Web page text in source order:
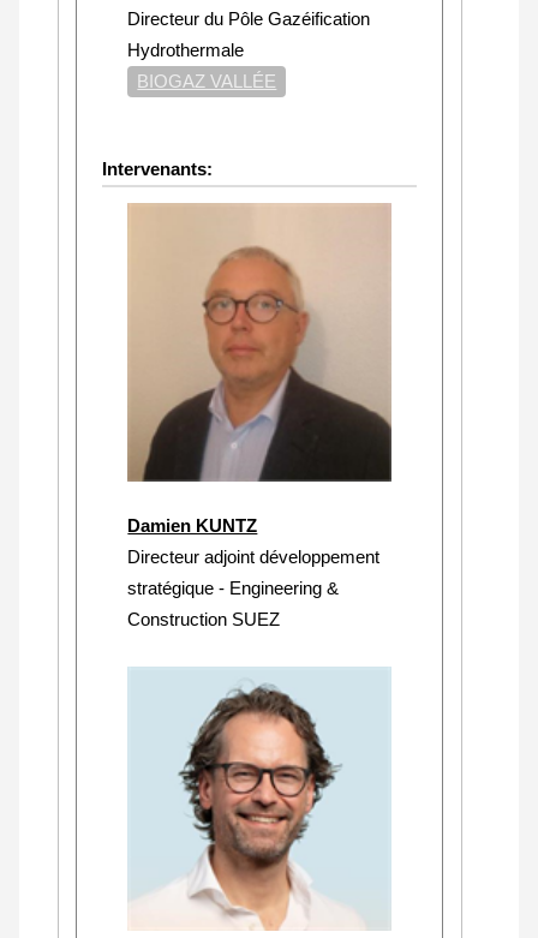
Directeur du Pôle Gazéification
Hydrothermale
BIOGAZ VALLÉE
Intervenants:
Damien KUNTZ
Directeur adjoint développement
stratégique - Engineering &
Construction SUEZ